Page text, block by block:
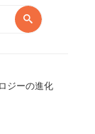
ジーの進化